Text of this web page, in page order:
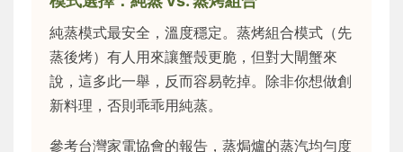
純蒸模式最安全，溫度穩定。蒸烤組合模式（先
蒸後烤）有人用來讓蟹殼更脆，但對大閘蟹來
說，這多此一舉，反而容易乾掉。除非你想做創
新料理，否則乖乖用純蒸。
參考台灣家電協會的報告，蒸焗爐的蒸汽均勻度